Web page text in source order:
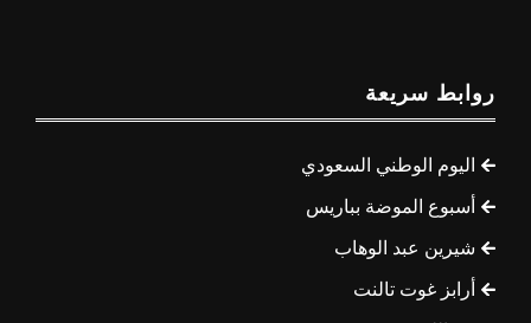
روابط سريعة
اليوم الوطني السعودي
أسبوع الموضة بباريس
شيرين عبد الوهاب
أرابز غوت تالنت